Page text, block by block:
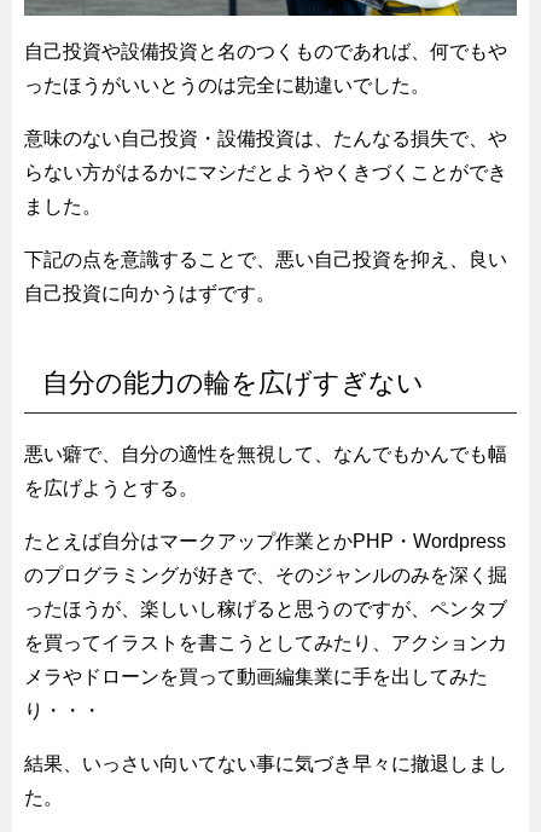
自己投資や設備投資と名のつくものであれば、何でもや
ったほうがいいとうのは完全に勘違いでした。
意味のない自己投資・設備投資は、たんなる損失で、や
らない方がはるかにマシだとようやくきづくことができ
ました。
下記の点を意識することで、悪い自己投資を抑え、良い
自己投資に向かうはずです。
自分の能力の輪を広げすぎない
悪い癖で、自分の適性を無視して、なんでもかんでも幅
を広げようとする。
たとえば自分はマークアップ作業とかPHP・Wordpress
のプログラミングが好きで、そのジャンルのみを深く掘
ったほうが、楽しいし稼げると思うのですが、ペンタブ
を買ってイラストを書こうとしてみたり、アクションカ
メラやドローンを買って動画編集業に手を出してみた
り・・・
結果、いっさい向いてない事に気づき早々に撤退しまし
た。